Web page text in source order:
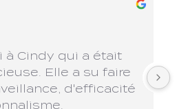
à Cindy qui a était
Elle a su faire
d'efficacité